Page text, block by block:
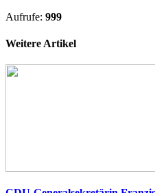
Aufrufe: 999
Weitere Artikel